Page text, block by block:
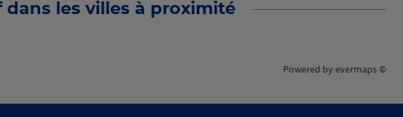
dans les villes à proximité
Powered by evermaps ©